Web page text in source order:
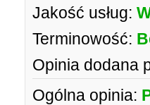
Jakość usług:
Terminowość:
Opinia dodana
Ogólna opinia: